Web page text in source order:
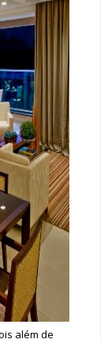
além de